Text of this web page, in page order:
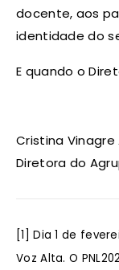
docente, aos
identidade do
E quando o
Cristina Vinagre
Diretora do
[1] Dia 1 de
Voz Alta. O